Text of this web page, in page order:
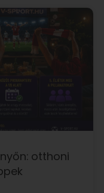
otthoni